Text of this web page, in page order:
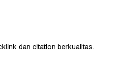
dan citation berkualitas.